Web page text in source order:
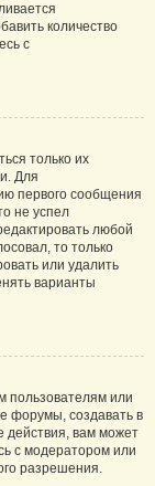
количество
с
только их
Для
первого сообщения
не успел
любой
то только
или удалить
варианты
пользователям или
форумы, создавать в
действия, вам может
с модератором или
разрешения.